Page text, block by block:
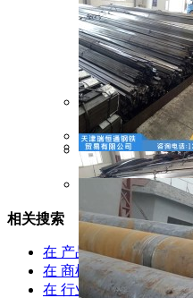
相关搜索
在 产品库找 金属
在 商机库找 金属
在 行业资讯找 金属